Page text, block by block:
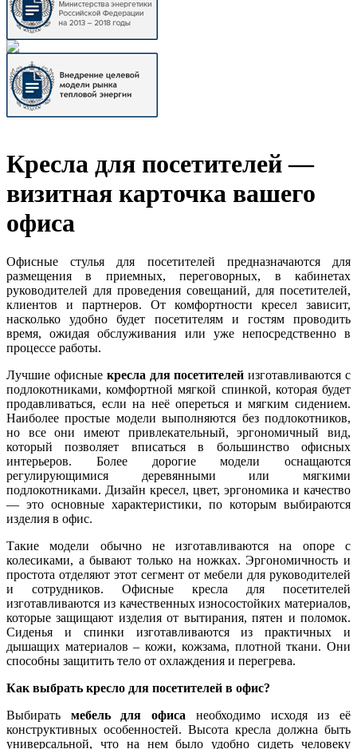
Кресла для посетителей —
визитная карточка вашего
офиса
Офисные стулья для посетителей предназначаются для
размещения в приемных, переговорных, в кабинетах
руководителей для проведения совещаний, для посетителей,
клиентов и партнеров. От комфортности кресел зависит,
насколько удобно будет посетителям и гостям проводить
время, ожидая обслуживания или уже непосредственно в
процессе работы.
Лучшие офисные кресла для посетителей изготавливаются с
подлокотниками, комфортной мягкой спинкой, которая будет
продавливаться, если на неё опереться и мягким сидением.
Наиболее простые модели выполняются без подлокотников,
но все они имеют привлекательный, эргономичный вид,
который позволяет вписаться в большинство офисных
интерьеров. Более дорогие модели оснащаются
регулирующимися деревянными или мягкими
подлокотниками. Дизайн кресел, цвет, эргономика и качество
— это основные характеристики, по которым выбираются
изделия в офис.
Такие модели обычно не изготавливаются на опоре с
колесиками, а бывают только на ножках. Эргономичность и
простота отделяют этот сегмент от мебели для руководителей
и сотрудников. Офисные кресла для посетителей
изготавливаются из качественных износостойких материалов,
которые защищают изделия от вытирания, пятен и поломок.
Сиденья и спинки изготавливаются из практичных и
дышащих материалов – кожи, кожзама, плотной ткани. Они
способны защитить тело от охлаждения и перегрева.
Как выбрать кресло для посетителей в офис?
Выбирать мебель для офиса необходимо исходя из её
конструктивных особенностей. Высота кресла должна быть
универсальной, что на нем было удобно сидеть человеку